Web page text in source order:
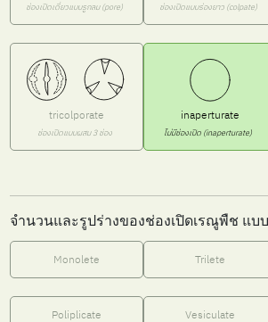
ช่องเปิดเดี่ยวแบบรูกลม (pore) ช่องเปิดแบบร่องยาว (colpate)
tricolporate
ช่องเปิดแบบผสม 3 ช่อง
inaperturate
ไม่มีช่องเปิด (inaperturate)
จำนวนและรูปร่างของช่องเปิดเรณูพืช แบ
Monolete Trilete
Poliplicate Vesiculate